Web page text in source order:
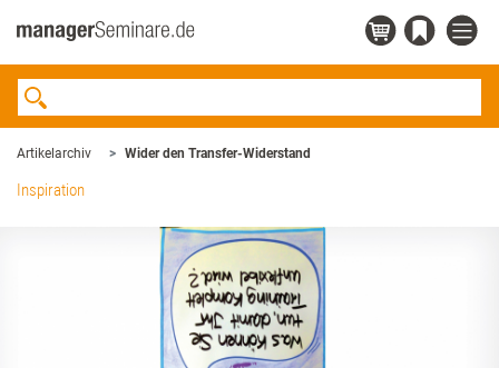
Artikelarchiv Wider den Transfer-Widerstand
Inspiration